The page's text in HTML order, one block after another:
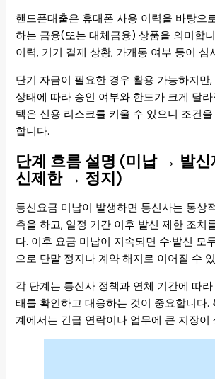
핸드폰대출은 휴대폰 사용 이력을 바탕으
하는 금융(또는 대체금융) 상품을 의미합
이력, 기기 결제 상황, 가개통 여부 등이 심
단기 자금이 필요한 경우 활용 가능하지만
상태에 따라 승인 여부와 한도가 크게 달
택은 신용 리스크를 키울 수 있으니 조건
합니다.
단계 흐름 설명 (미납 → 발
신제한 → 정지)
통신요금 미납이 발생하면 통신사는 통상
촉을 하고, 일정 기간 이후 발신 제한 조치
다. 이후 요금 미납이 지속되면 수·발신 모
으로 단말 정지나 계약 해지로 이어질 수
각 단계는 통신사 정책과 연체 기간에 따
태를 확인하고 대응하는 것이 중요합니다.
계에서는 긴급 연락이나 업무에 큰 지장이